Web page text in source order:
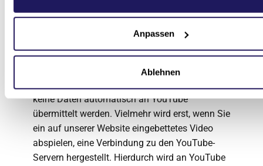
Anpassen
Ablehnen
vermitteln (Art. 6 Abs. 1 S. 1 f) DSGVO; § 6 Nr. 4
Wir haben die YouTube-Videos im erweiterten
Datenschutzmodus eingebunden. Dies stellt
keine Daten automatisch an YouTube
übermittelt werden. Vielmehr wird erst, wenn Sie
ein auf unserer Website eingebettetes Video
abspielen, eine Verbindung zu den YouTube-
Servern hergestellt. Hierdurch wird an YouTube